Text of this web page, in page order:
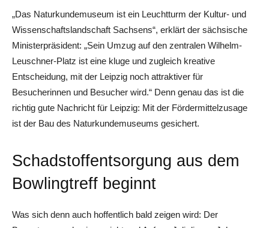
„Das Naturkundemuseum ist ein Leuchtturm der Kultur- und
Wissenschaftslandschaft Sachsens“, erklärt der sächsische
Ministerpräsident: „Sein Umzug auf den zentralen Wilhelm-
Leuschner-Platz ist eine kluge und zugleich kreative
Entscheidung, mit der Leipzig noch attraktiver für
Besucherinnen und Besucher wird.“ Denn genau das ist die
richtig gute Nachricht für Leipzig: Mit der Fördermittelzusage
ist der Bau des Naturkundemuseums gesichert.
Schadstoffentsorgung aus dem
Bowlingtreff beginnt
Was sich denn auch hoffentlich bald zeigen wird: Der